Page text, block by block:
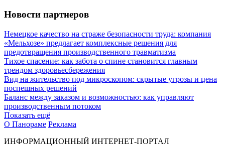
Новости партнеров
Немецкое качество на страже безопасности труда: компания
«Мельхозе» предлагает комплексные решения для
предотвращения производственного травматизма
Тихое спасение: как забота о спине становится главным
трендом здоровьесбережения
Вид на жительство под микроскопом: скрытые угрозы и цена
поспешных решений
Баланс между заказом и возможностью: как управляют
производственным потоком
Показать ещё
О Панораме Реклама
ИНФОРМАЦИОННЫЙ ИНТЕРНЕТ-ПОРТАЛ